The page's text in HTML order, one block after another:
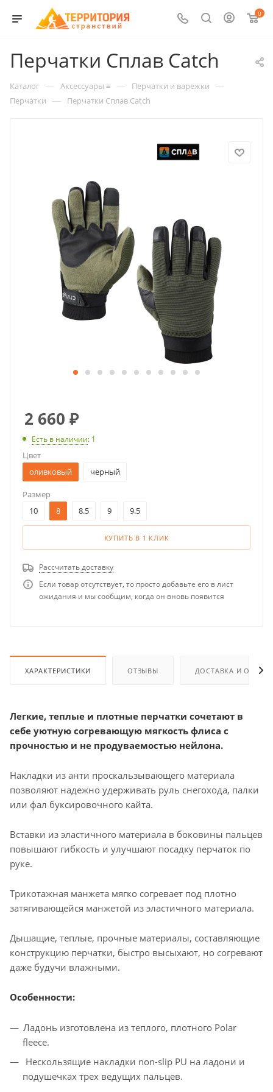
0
Перчатки Сплав Catch
Каталог — Аксессуары ≡ — Перчатки и варежки —
Перчатки — Перчатки Сплав Catch
2 660 ₽
Есть в наличии: 1
Цвет
оливковый
черный
Размер
10
8 8.5 9 9.5
КУПИТЬ В 1 КЛИК
Рассчитать доставку
Если товар отсутствует, то просто добавьте его в лист
ожидания и мы сообщим, когда он вновь появится
ХАРАКТЕРИСТИКИ ОТЗЫВЫ ДОСТАВКА И
Легкие, теплые и плотные перчатки сочетают в
себе уютную согревающую мягкость флиса с
прочностью и не продуваемостью нейлона.
Накладки из анти проскальзывающего материала
позволяют надежно удерживать руль снегохода, палки
или фал буксировочного кайта.
Вставки из эластичного материала в боковины пальцев
повышают гибкость и улучшают посадку перчаток по
руке.
Трикотажная манжета мягко согревает под плотно
затягивающейся манжетой из эластичного материала.
Дышащие, теплые, прочные материалы, составляющие
конструкцию перчатки, быстро высыхают, но согревают
даже будучи влажными.
Особенности:
Ладонь изготовлена из теплого, плотного Polar
fleece.
Нескользящие накладки non-slip PU на ладони и
подушечках трех ведущих пальцев.